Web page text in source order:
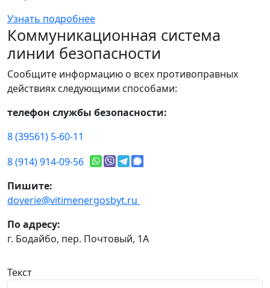
Узнать подробнее
Коммуникационная система
линии безопасности
Сообщите информацию о всех противоправных
действиях следующими способами:
телефон службы безопасности:
8 (39561) 5-60-11
8 (914) 914-09-56
Пишите:
doverie@vitimenergosbyt.ru
По адресу:
г. Бодайбо, пер. Почтовый, 1А
Текст